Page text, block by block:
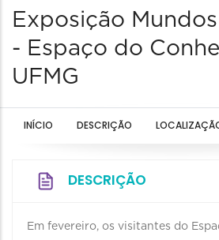
Exposição
- Espaço do
UFMG
INÍCIO DESCRIÇÃO
DESCRIÇÃO
Em fevereiro, os visitantes do